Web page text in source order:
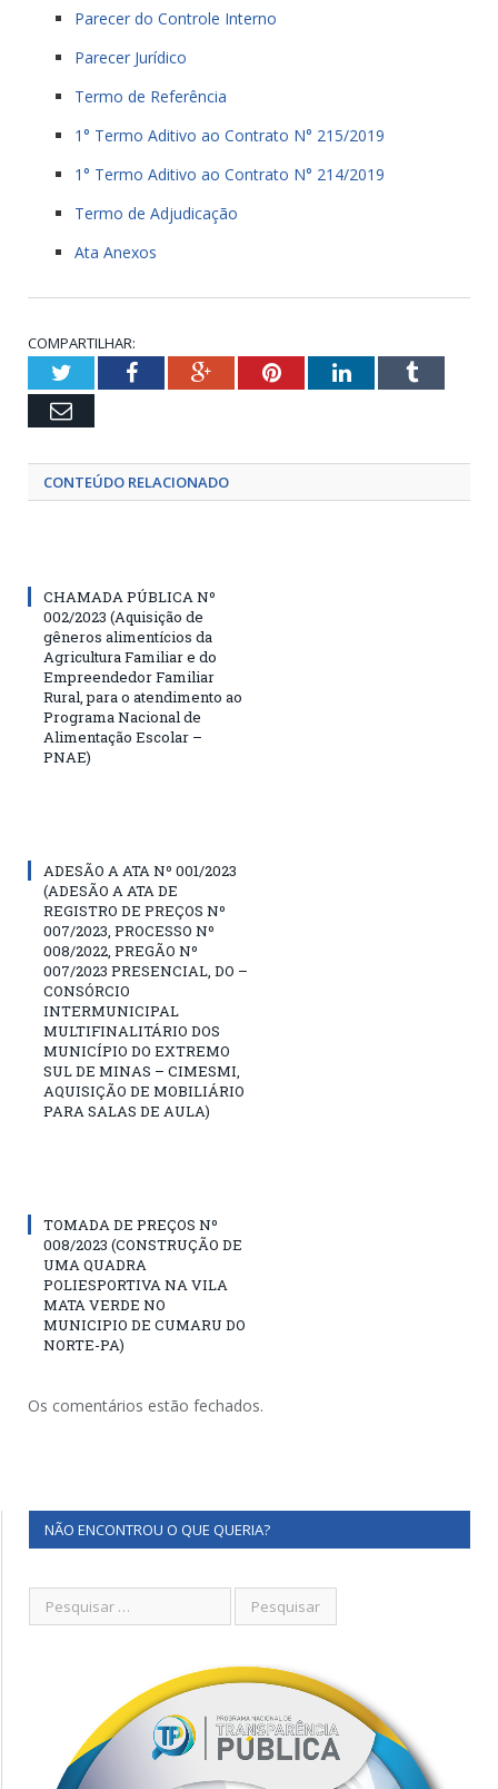
Parecer do Controle Interno
Parecer Jurídico
Termo de Referência
1° Termo Aditivo ao Contrato N° 215/2019
1° Termo Aditivo ao Contrato N° 214/2019
Termo de Adjudicação
Ata Anexos
COMPARTILHAR:
TwitterFacebookGoogle+PinterestLinkedInTumblr
Email
CONTEÚDO RELACIONADO
CHAMADA PÚBLICA Nº
002/2023 (Aquisição de
gêneros alimentícios da
Agricultura Familiar e do
Empreendedor Familiar
Rural, para o atendimento ao
Programa Nacional de
Alimentação Escolar –
PNAE)
ADESÃO A ATA Nº 001/2023
(ADESÃO A ATA DE
REGISTRO DE PREÇOS Nº
007/2023, PROCESSO Nº
008/2022, PREGÃO Nº
007/2023 PRESENCIAL, DO –
CONSÓRCIO
INTERMUNICIPAL
MULTIFINALITÁRIO DOS
MUNICÍPIO DO EXTREMO
SUL DE MINAS – CIMESMI,
AQUISIÇÃO DE MOBILIÁRIO
PARA SALAS DE AULA)
TOMADA DE PREÇOS Nº
008/2023 (CONSTRUÇÃO DE
UMA QUADRA
POLIESPORTIVA NA VILA
MATA VERDE NO
MUNICIPIO DE CUMARU DO
NORTE-PA)
Os comentários estão fechados.
NÃO ENCONTROU O QUE QUERIA?